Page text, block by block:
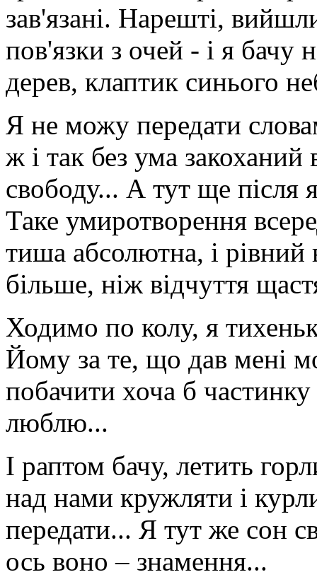
зав'язані. Нарешті,
пов'язки з очей - і я
дерев, клаптик синього
Я не можу передати
ж і так без ума
свободу... А тут ще після
Таке умиротворення
тиша абсолютна, і рівний
більше, ніж відчуття
Ходимо по колу, я
Йому за те, що дав мені
побачити хоча б частинку
люблю...
І раптом бачу, летить
над нами кружляти і
передати... Я тут же сон
ось воно – знамення...